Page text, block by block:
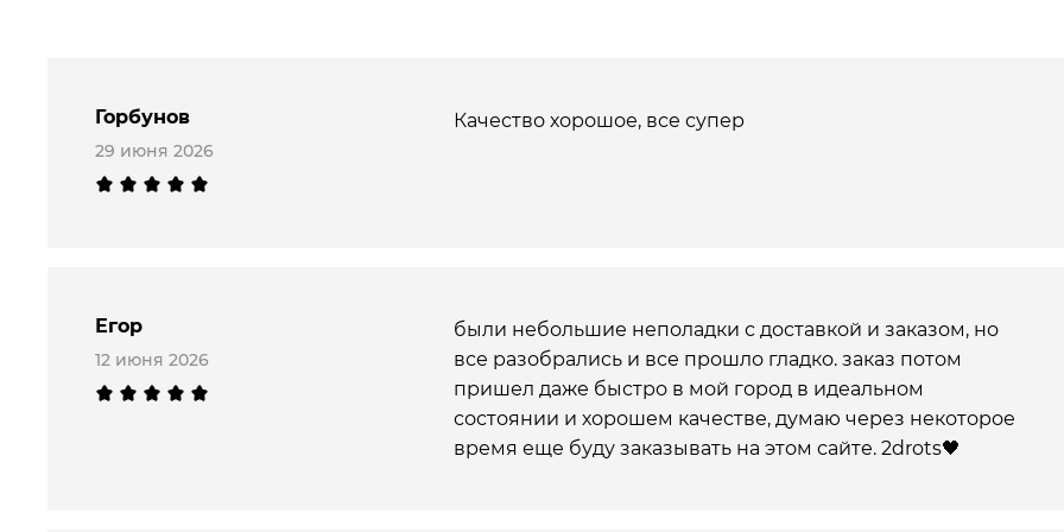
Горбунов
29 июня 2026
Качество хорошое, все супер
Егор
12 июня 2026
были небольшие неполадки с доставкой и заказом, но
все разобрались и все прошло гладко. заказ потом
пришел даже быстро в мой город в идеальном
состоянии и хорошем качестве, думаю через некоторое
время еще буду заказывать на этом сайте. 2drots🖤